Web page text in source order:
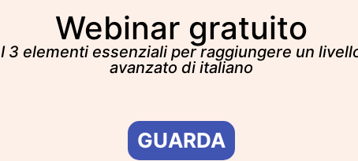
Webinar gratuito
I 3 elementi essenziali per raggiungere un
avanzato di italiano
GUARDA